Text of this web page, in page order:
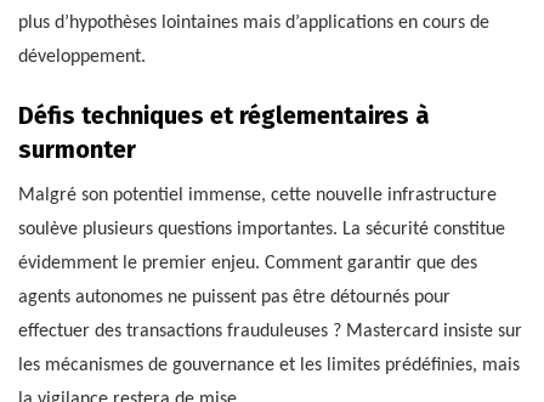
plus d’hypothèses lointaines mais d’applications en cours de
développement.
Défis techniques et réglementaires à
surmonter
Malgré son potentiel immense, cette nouvelle infrastructure
soulève plusieurs questions importantes. La sécurité constitue
évidemment le premier enjeu. Comment garantir que des
agents autonomes ne puissent pas être détournés pour
effectuer des transactions frauduleuses ? Mastercard insiste sur
les mécanismes de gouvernance et les limites prédéfinies, mais